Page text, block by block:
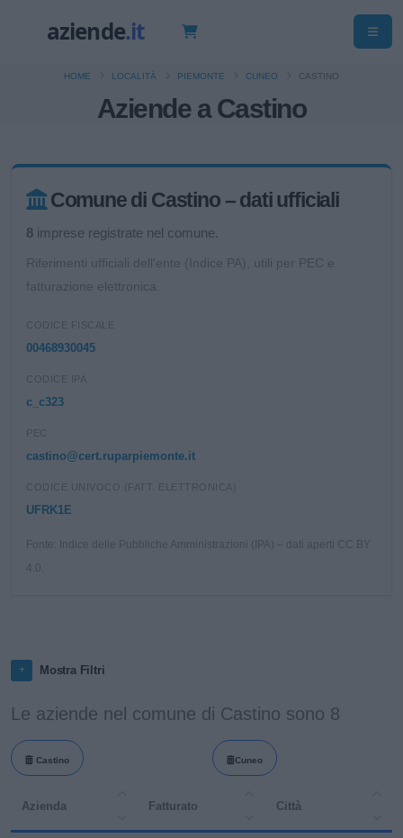
Aziende a Castino
HOME LOCALITÀ PIEMONTE CUNEO CASTINO
Comune di Castino – dati ufficiali
8 imprese registrate nel comune.
Riferimenti ufficiali dell'ente (Indice PA), utili per PEC e
fatturazione elettronica.
CODICE FISCALE
00468930045
CODICE IPA
c_c323
PEC
castino@cert.ruparpiemonte.it
CODICE UNIVOCO (FATT. ELETTRONICA)
UFRK1E
Fonte: Indice delle Pubbliche Amministrazioni (IPA) – dati aperti CC BY
Mostra Filtri
Le aziende nel comune di Castino sono 8
Castino Cuneo
Azienda Fatturato Città